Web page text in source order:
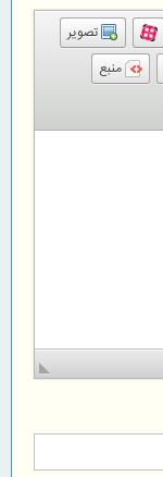
تصویر
منبع